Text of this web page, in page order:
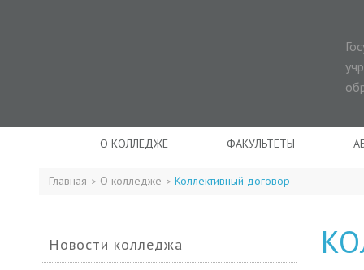
О КОЛЛЕДЖЕ ФАКУЛЬТЕТЫ
Главная > О колледже > Коллективный договор
Новости колледжа